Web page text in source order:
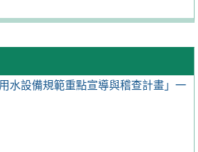
水設備規範重點宣導與稽查計畫」一